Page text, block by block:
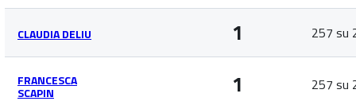
CLAUDIA DELIU 1 257 su
FRANCESCA
SCAPIN 1 257 su